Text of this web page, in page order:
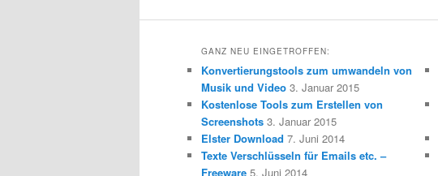
GANZ NEU EINGETROFFEN:
Konvertierungstools zum umwandeln von
Musik und Video 3. Januar 2015
Kostenlose Tools zum Erstellen von
Screenshots 3. Januar 2015
Elster Download 7. Juni 2014
Texte Verschlüsseln für Emails etc. –
Freeware 5. Juni 2014